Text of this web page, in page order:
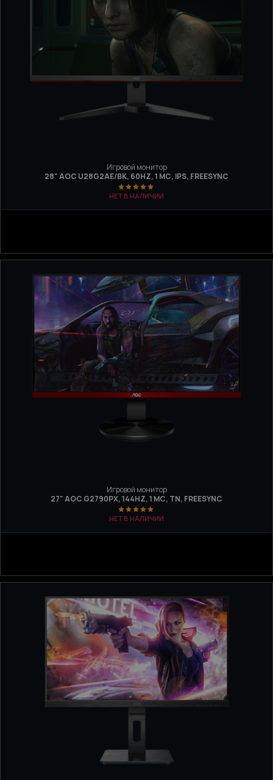
Игровой монитор
28" AOC U28G2AE/BK, 60HZ, 1 МС, IPS, FREESYNC
НЕТ В НАЛИЧИИ
Игровой монитор
27" AOC G2790PX, 144HZ, 1 МС, TN, FREESYNC
НЕТ В НАЛИЧИИ